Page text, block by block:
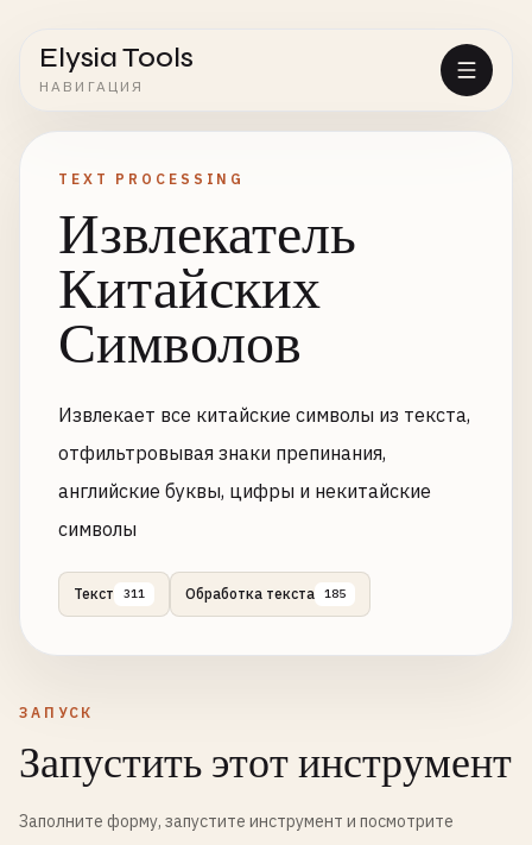
Elysia Tools
НАВИГАЦИЯ
TEXT PROCESSING
Извлекатель
Китайских
Символов
Извлекает все китайские символы из текста,
отфильтровывая знаки препинания,
английские буквы, цифры и некитайские
символы
Текст 311 Обработка текста 185
ЗАПУСК
Запустить этот инструмент
Заполните форму, запустите инструмент и посмотрите